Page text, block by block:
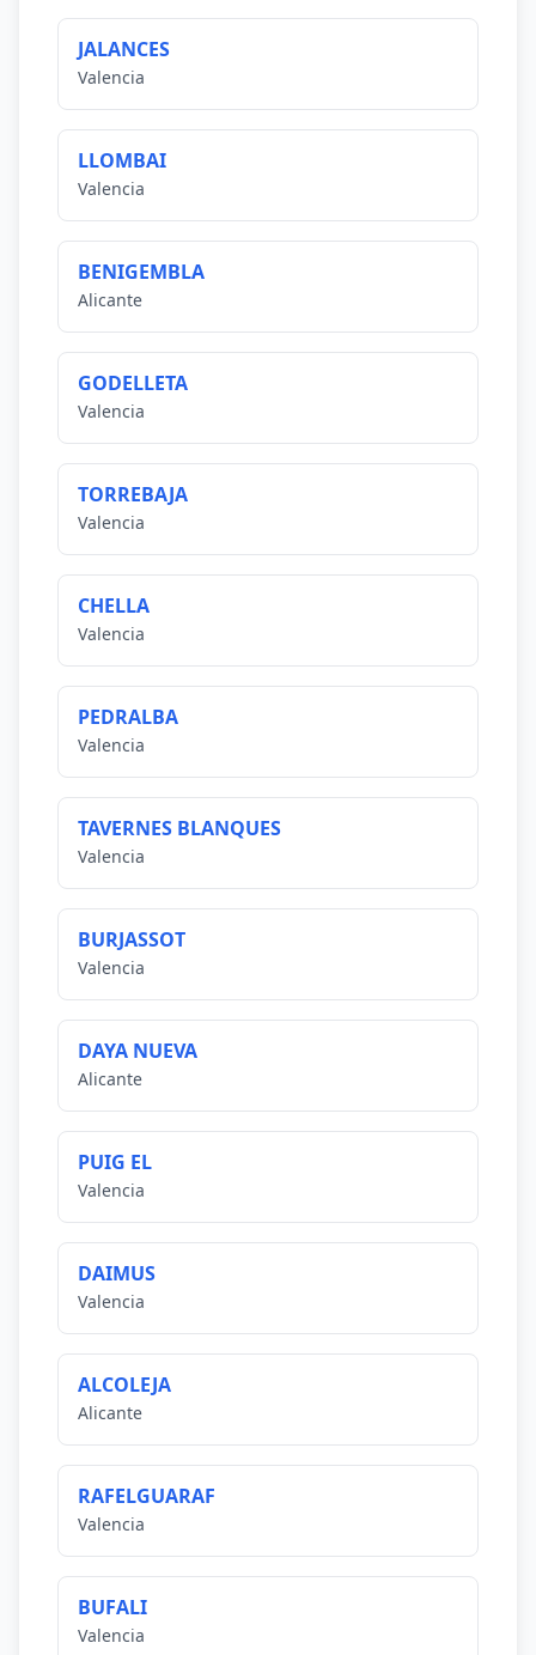
JALANCES
Valencia
LLOMBAI
Valencia
BENIGEMBLA
Alicante
GODELLETA
Valencia
TORREBAJA
Valencia
CHELLA
Valencia
PEDRALBA
Valencia
TAVERNES BLANQUES
Valencia
BURJASSOT
Valencia
DAYA NUEVA
Alicante
PUIG EL
Valencia
DAIMUS
Valencia
ALCOLEJA
Alicante
RAFELGUARAF
Valencia
BUFALI
Valencia